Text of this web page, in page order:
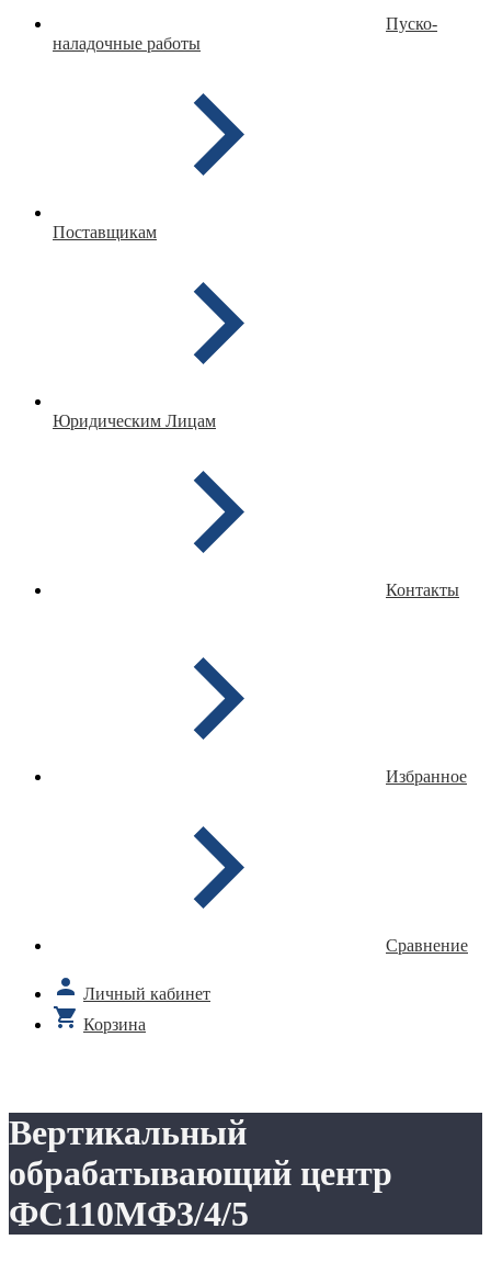
Пуско-
наладочные работы
Поставщикам
Юридическим Лицам
Контакты
Избранное
Сравнение
Личный кабинет
Корзина
Вертикальный
обрабатывающий центр
ФС110МФ3/4/5